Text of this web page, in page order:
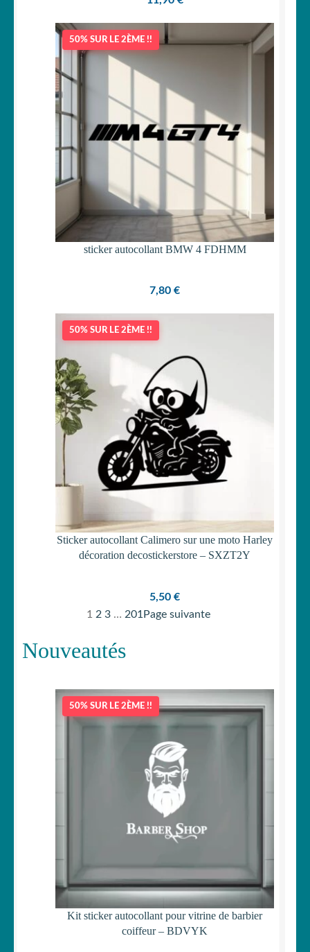
50% SUR LE 2ÈME !!
sticker autocollant BMW 4 FDHMM
7,80 €
50% SUR LE 2ÈME !!
Sticker autocollant Calimero sur une moto Harley
décoration decostickerstore – SXZT2Y
5,50 €
1 2 3 … 201 Page suivante
Nouveautés
50% SUR LE 2ÈME !!
Kit sticker autocollant pour vitrine de barbier
coiffeur – BDVYK